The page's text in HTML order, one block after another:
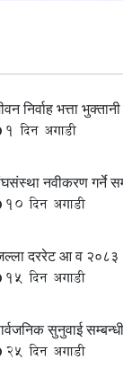
निर्वाह भत्ता
1 दिन अगाडी
नवीकरण गर्ने
10 दिन अगाडी
दररेट आ व
15 दिन अगाडी
सुनुवाई
25 दिन अगाडी